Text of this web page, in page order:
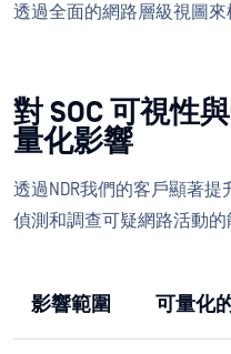
透過全面的網路層級視圖來
對 SOC 可視性
量化影響
透過NDR我們的客戶顯著
偵測和調查可疑網路活動的
影響範圍 可量化